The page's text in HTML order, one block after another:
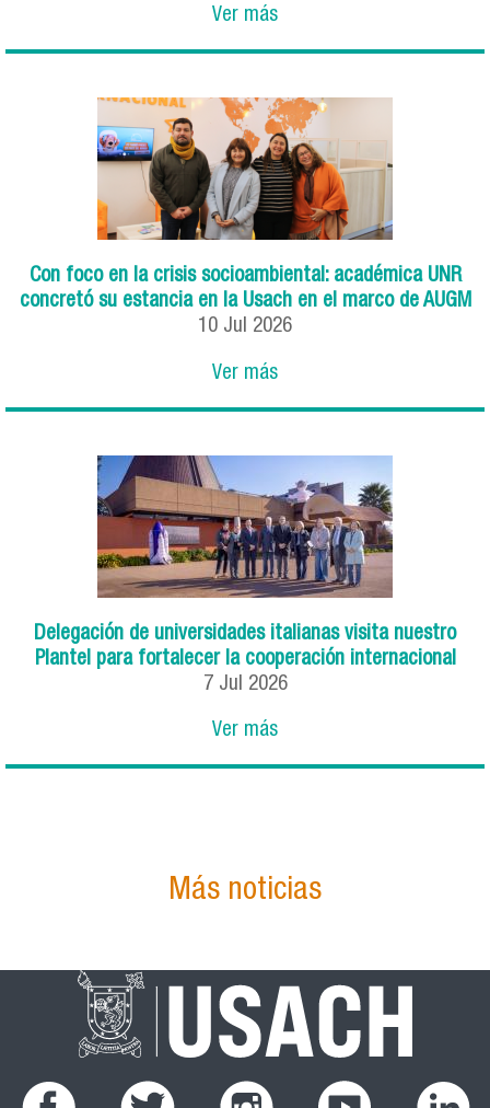
Ver más
Con foco en la crisis socioambiental: académica UNR
concretó su estancia en la Usach en el marco de AUGM
10 Jul 2026
Ver más
Delegación de universidades italianas visita nuestro
Plantel para fortalecer la cooperación internacional
7 Jul 2026
Ver más
Más noticias